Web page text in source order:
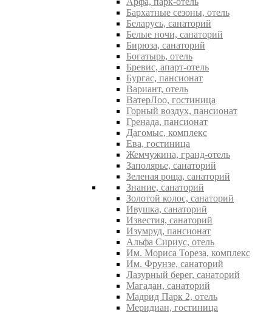
Бархатные сезоны, отель
Беларусь, санаторий
Белые ночи, санаторий
Бирюза, санаторий
Богатырь, отель
Бревис, апарт-отель
Бургас, пансионат
Вариант, отель
ВатерЛоо, гостиница
Горный воздух, пансионат
Гренада, пансионат
Дагомыс, комплекс
Ева, гостиница
Жемчужина, гранд-отель
Заполярье, санаторий
Зеленая роща, санаторий
Знание, санаторий
Золотой колос, санаторий
Ивушка, санаторий
Известия, санаторий
Изумруд, пансионат
Альфа Сириус, отель
Им. Мориса Тореза, комплекс
Им. Фрунзе, санаторий
Лазурный берег, санаторий
Магадан, санаторий
Мадрид Парк 2, отель
Меридиан, гостиница